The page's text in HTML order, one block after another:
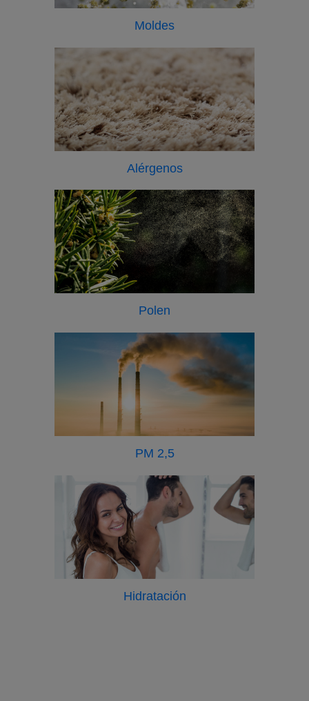
Moldes
Alérgenos
Polen
PM 2,5
Hidratación